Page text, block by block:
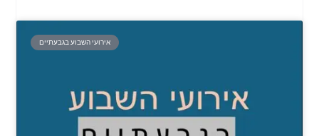
אירועי השבוע בגבעתיים